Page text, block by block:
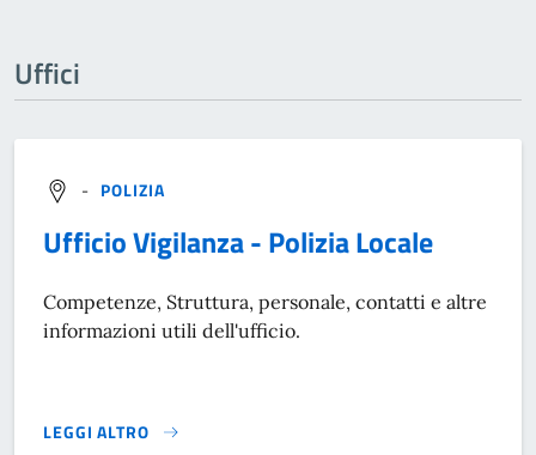
Uffici
- POLIZIA
Ufficio Vigilanza - Polizia Locale
Competenze, Struttura, personale, contatti e altre
informazioni utili dell'ufficio.
LEGGI ALTRO
}